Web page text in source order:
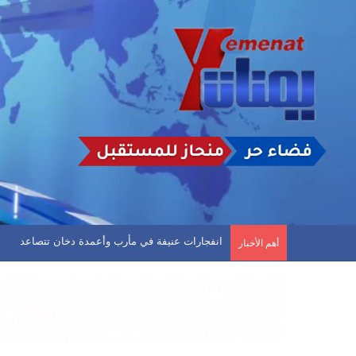
أهم الأخبار المالكي يعلن عن هجمات استهدفت جنوب غرب